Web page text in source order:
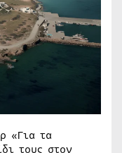
«Για τα
τους στον